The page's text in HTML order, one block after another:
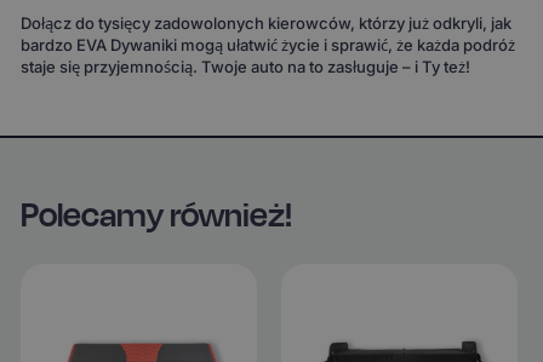
Dołącz do tysięcy zadowolonych kierowców, którzy już odkryli, jak
bardzo EVA Dywaniki mogą ułatwić życie i sprawić, że każda podróż
staje się przyjemnością. Twoje auto na to zasługuje – i Ty też!
Polecamy również!